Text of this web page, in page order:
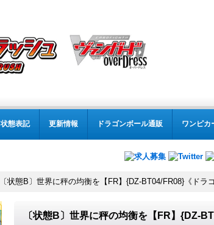
状態表記 更新情報 ドラゴンボール通販 ワンピカ
〔状態B〕世界に秤の均衡を【FR】{DZ-BT04/FR08}《ドラ
〔状態B〕世界に秤の均衡を【FR】{DZ-